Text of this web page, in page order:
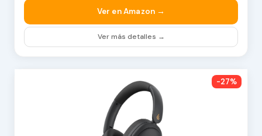
Ver en Amazon →
Ver más detalles →
-27%